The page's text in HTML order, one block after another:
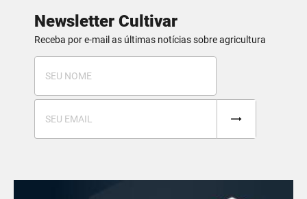
Newsletter Cultivar
Receba por e-mail as últimas notícias sobre agricultura